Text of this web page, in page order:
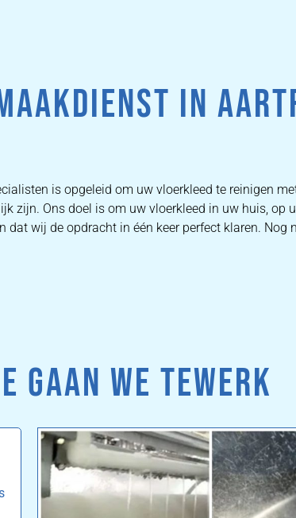
IN
is opgeleid om uw vloerkleed te reinigen
zijn. Ons doel is om uw vloerkleed in uw huis, op
wij de opdracht in één keer perfect klaren. Nog
GAAN WE TEWERK